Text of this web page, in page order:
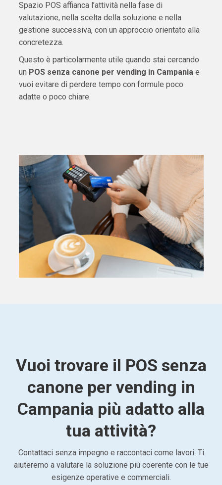
Spazio POS affianca l’attività nella fase di
valutazione, nella scelta della soluzione e nella
gestione successiva, con un approccio orientato alla
concretezza.
Questo è particolarmente utile quando stai cercando
un POS senza canone per vending in Campaniae
vuoi evitare di perdere tempo con formule poco
adatte o poco chiare.
Vuoi trovare il POS senza
canone per vending in
Campania più adatto alla
tua attività?
Contattaci senza impegno e raccontaci come lavori. Ti
aiuteremo a valutare la soluzione più coerente con le tue
esigenze operative e commerciali.